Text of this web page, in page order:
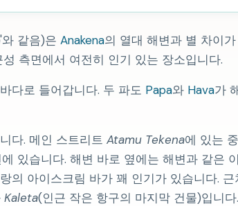
같음)은 Anakena의 열대 해변과 별 차이
측면에서 여전히 인기 있는 장소입니다.
다로 들어갑니다. 두 파도 Papa와 Hava가
다. 메인 스트리트 Atamu Tekena에 있는
있습니다. 해변 바로 옆에는 해변과 같은
의 아이스크림 바가 꽤 인기가 있습니다.
Kaleta(인근 작은 항구의 마지막 건물)입니다.